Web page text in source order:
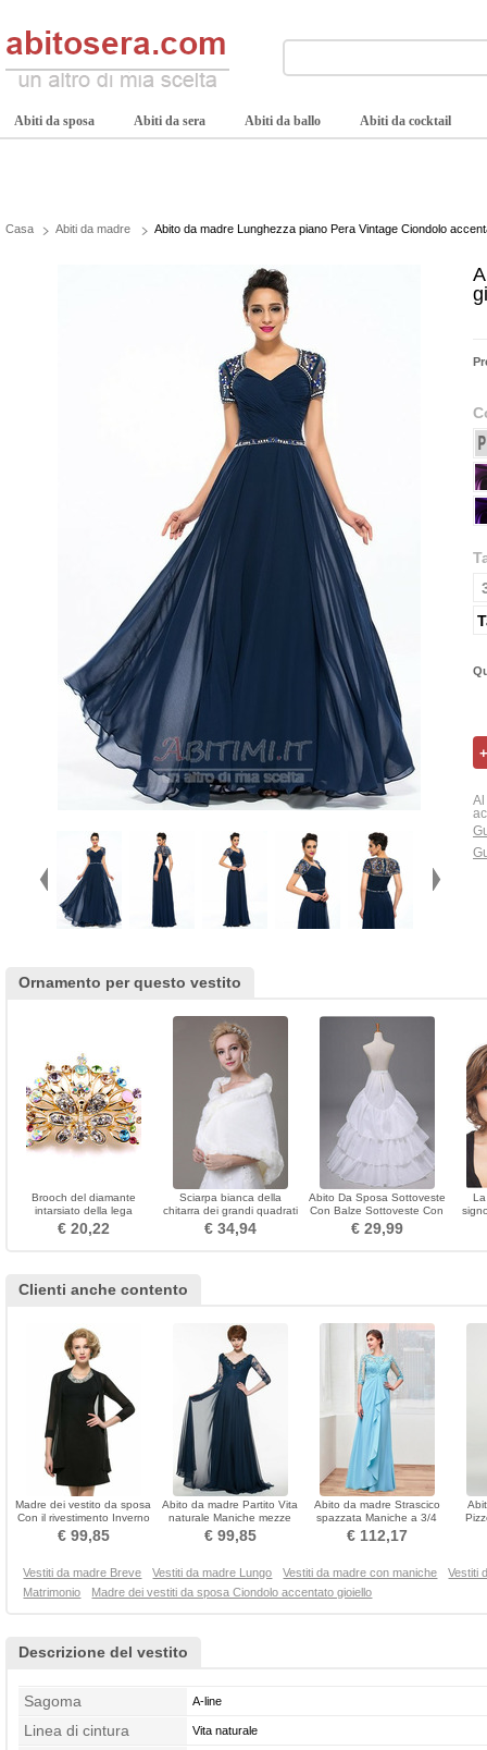
Abiti da sposa Abiti da sera Abiti da ballo Abiti da cocktail
Casa Abiti da madre Abito da madre Lunghezza piano Pera Vintage Ciondolo
Al
Ornamento per questo vestito
Brooch del diamante
intarsiato della lega
splendida del grado
superiore di Phoenix
€ 20,22
Sciarpa bianca della
chitarra dei grandi quadrati
della chiesa
€ 34,94
Abito Da Sposa Sottoveste
Con Balze Sottoveste Con
Increspature Vita Elastica
Da Sposa Chiesa
€ 29,99
Clienti anche contento
Madre dei vestito da sposa
Con il rivestimento Inverno
Chiffon
€ 99,85
Abito da madre Partito Vita
naturale Maniche mezze
Sovrapposizione di pizzo
€ 99,85
Abito da madre Strascico
spazzata Maniche a 3/4
Maniche illusione
€ 112,17
Vestiti da madre Breve Vestiti da madre Lungo Vestiti da madre con maniche
Vestiti
Matrimonio
Madre dei vestiti da sposa Ciondolo accentato gioiello
Descrizione del vestito
Sagoma A-line
Linea di cintura Vita naturale